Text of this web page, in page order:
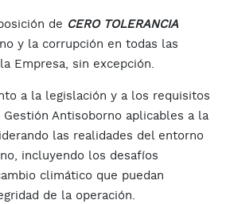
de CERO TOLERANCIA
y la corrupción en todas las
Empresa, sin excepción.
a la legislación y a los requisitos
Antisoborno aplicables a la
las realidades del entorno
incluyendo los desafíos
climático que puedan
de la operación.